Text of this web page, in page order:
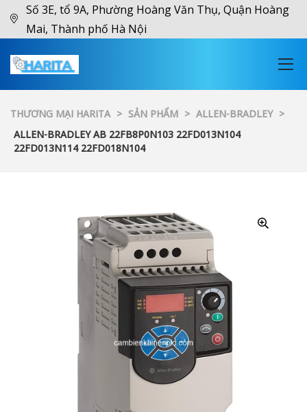
Số 3E, tổ 9A, Phường Hoàng Văn Thụ, Quận Hoàng
Mai, Thành phố Hà Nội
THƯƠNG MẠI HARITA > SẢN PHẨM > ALLEN-BRADLEY >
ALLEN-BRADLEY AB 22FB8P0N103 22FD013N104
22FD013N114 22FD018N104